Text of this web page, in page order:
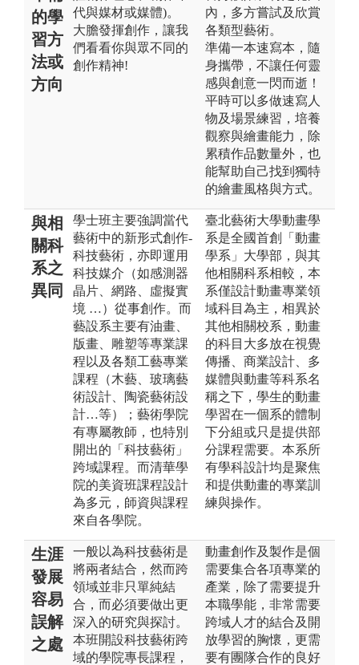
的學
習方
法或
方向
代與媒材或媒體)。
大膽發揮創作，讓我
們看看你與眾不同的
創作精神!
內，多方嘗試及欣賞
各類型藝術。
準備一本速寫本，隨
身攜帶，不讓任何靈
感與創意一閃而逝！
平時可以多做速寫人
物及場景練習，培養
觀察與繪畫能力，除
累積作品數量外，也
能幫助自己找到獨特
的繪畫風格與方式。
與相
關科
系之
異同
學士班主要強調當代
藝術中的新形式創作-
科技藝術，亦即運用
科技媒介（如感測器
晶片、網路、虛擬實
境 …）從事創作。而
藝設系主要有油畫、
版畫、雕塑等專業課
程以及各類工藝專業
課程（木藝、玻璃藝
術設計、陶瓷藝術設
計…等）；藝術學院
有專屬教師，也特別
開出的「科技藝術」
跨域課程。而清華學
院的美資班課程設計
為多元，師資與課程
來自各學院。
臺北藝術大學動畫學
系是全國首創「動畫
學系」大學部，與其
他相關科系相較，本
系僅設計動畫專業領
域科目為主，相異於
其他相關校系，動畫
的科目大多放在視覺
傳播、商業設計、多
媒體與動畫等科系名
稱之下，學生的動畫
學習在一個系的體制
下分組或只是提供部
分課程需要。本系所
有學科設計均是聚焦
和提供動畫的專業訓
練與操作。
生涯
發展
容易
誤解
之處
一般以為科技藝術是
將兩者結合，然而跨
領域並非只單純結
合，而必須要做出更
深入的研究與探討。
本班開設科技藝術跨
域的學院專長課程，
動畫創作及製作是個
需要集合各項專業的
產業，除了需要提升
本職學能，非常需要
跨域人才的結合及開
放學習的胸懷，更需
要有團隊合作的良好